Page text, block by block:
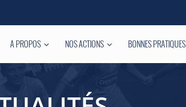
A PROPOS NOS ACTIONS BONNES PRATIQUES